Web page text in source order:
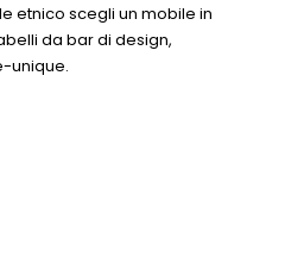
etnico scegli un mobile in
da bar di design,
unique.